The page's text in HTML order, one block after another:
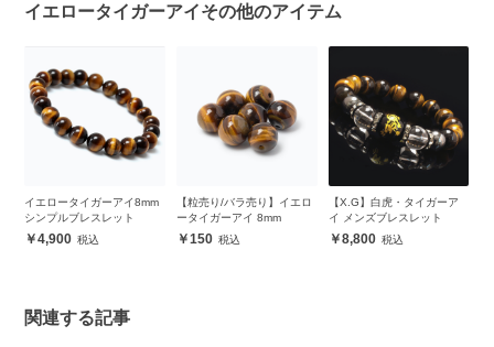
イエロータイガーアイその他のアイテム
【粒売り/バラ売り】イエロ
ータイガーアイ 8mm
150
【X.G】白虎・タイガーア
イ メンズブレスレット
8,800
【パック】金運 天然石セッ
ト（3ストーン各4粒）
5,440
関連する記事